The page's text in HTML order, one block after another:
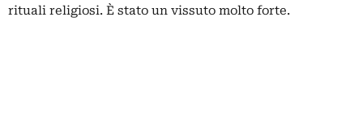
rituali religiosi. È stato un vissuto molto forte.